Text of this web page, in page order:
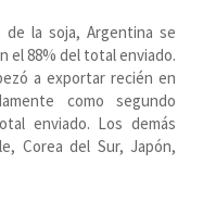
la soja, Argentina se
el 88% del total enviado.
a exportar recién en
como segundo
enviado. Los demás
Corea del Sur, Japón,